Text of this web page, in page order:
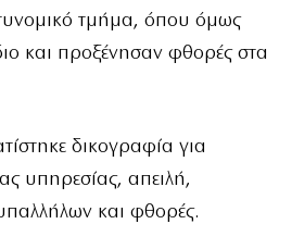
τμήμα, όπου όμως
και προξένησαν φθορές στα
δικογραφία για
υπηρεσίας, απειλή,
και φθορές.